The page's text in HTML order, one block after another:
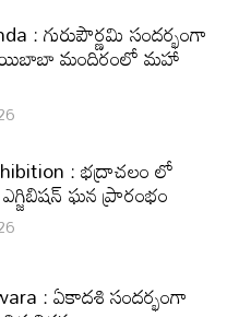
: గురుపౌర్ణమి సందర్భంగా
మందిరంలో మహా
: భద్రాచలం లో
ఘన ప్రారంభం
: ఏకాదశి సందర్భంగా